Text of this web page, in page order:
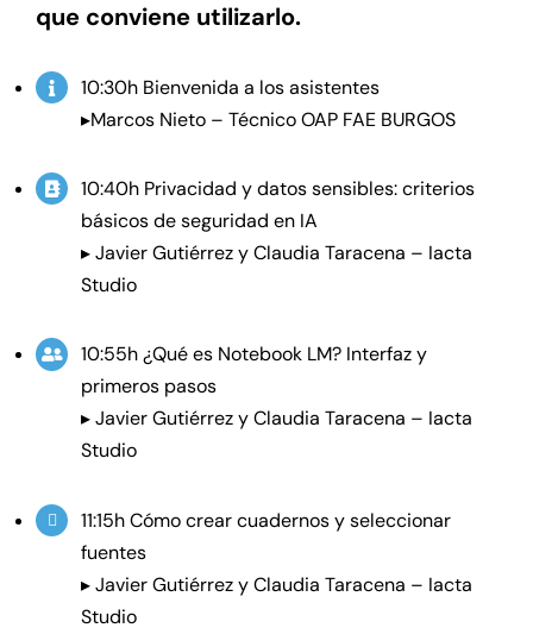
que conviene utilizarlo.
10:30h Bienvenida a los asistentes
▸Marcos Nieto – Técnico OAP FAE BURGOS
10:40h Privacidad y datos sensibles: criterios
básicos de seguridad en IA
▸ Javier Gutiérrez y Claudia Taracena – Iacta
Studio
10:55h ¿Qué es Notebook LM? Interfaz y
primeros pasos
▸ Javier Gutiérrez y Claudia Taracena – Iacta
Studio
11:15h Cómo crear cuadernos y seleccionar
fuentes
▸ Javier Gutiérrez y Claudia Taracena – Iacta
Studio